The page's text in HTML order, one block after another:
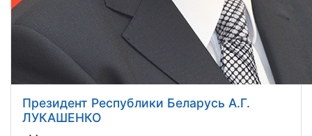
Президент Республики Беларусь А.Г.
ЛУКАШЕНКО